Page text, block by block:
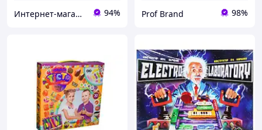
Интернет-магазин серебряных украшений "Талисман" 94% Prof Brand 98%